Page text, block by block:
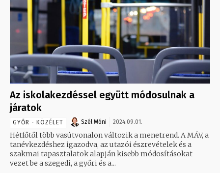
Az iskolakezdéssel együtt módosulnak a
járatok
GYŐR - KÖZÉLET Szél Móni 2024.09.01.
Hétfőtől több vasútvonalon változik a menetrend. A MÁV, a
tanévkezdéshez igazodva, az utazói észrevételek és a
szakmai tapasztalatok alapján kisebb módosításokat
vezet be a szegedi, a győri és a...